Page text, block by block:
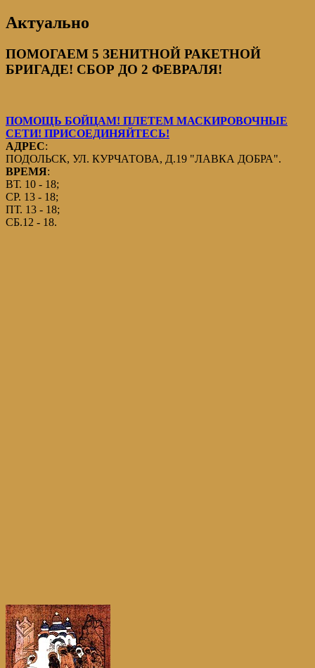
Актуально
ПОМОГАЕМ 5 ЗЕНИТНОЙ РАКЕТНОЙ
БРИГАДЕ! СБОР ДО 2 ФЕВРАЛЯ!
ПОМОЩЬ БОЙЦАМ! ПЛЕТЕМ МАСКИРОВОЧНЫЕ
СЕТИ! ПРИСОЕДИНЯЙТЕСЬ!
АДРЕС:
ПОДОЛЬСК, УЛ. КУРЧАТОВА, Д.19 "ЛАВКА ДОБРА".
ВРЕМЯ:
ВТ. 10 - 18;
СР. 13 - 18;
ПТ. 13 - 18;
СБ.12 - 18.